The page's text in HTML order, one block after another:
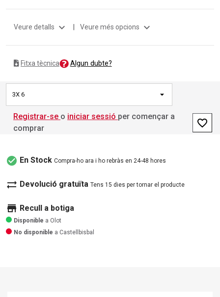
Veure detalls expand_more | Veure més opcions expand_more
Fitxa tècnica Algun dubte?
3X 6
Registrar-se o iniciar sessió per començar a
comprar
favorite_border
check_circle En Stock Compra-ho ara i ho rebràs en 24-48 hores
sync_alt Devolució gratuïta Tens 15 dies per tornar el producte
store Recull a botiga
Disponible a Olot
No disponible a Castellbisbal